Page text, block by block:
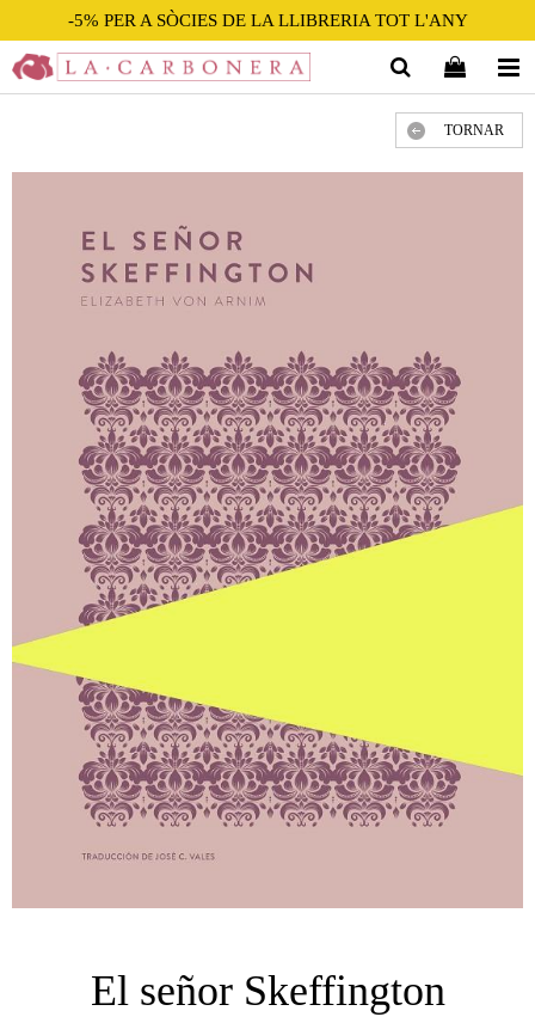
-5% PER A SÒCIES DE LA LLIBRERIA TOT L'ANY
TORNAR
El señor Skeffington